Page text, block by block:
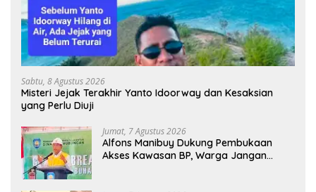
Sabtu, 8 Agustus 2026
Misteri Jejak Terakhir Yanto Idoorway dan Kesaksian
yang Perlu Diuji
Jumat, 7 Agustus 2026
Alfons Manibuy Dukung Pembukaan
Akses Kawasan BP, Warga Jangan